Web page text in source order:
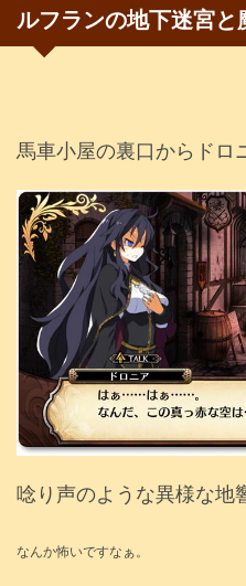
ルフランの地下迷宮と
馬車小屋の裏口からドロ
唸り声のような異様な地
なんか怖いですなぁ。